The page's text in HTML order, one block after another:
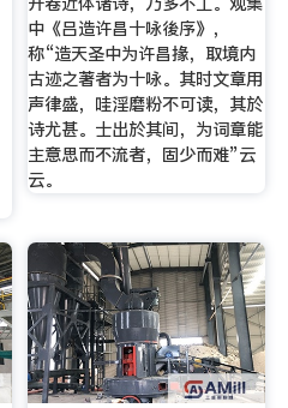
中《吕造许昌十咏後序》，
称“造天圣中为许昌掾，取境内
古迹之著者为十咏。其时文章用
声律盛，哇淫磨粉不可读，其於
诗尤甚。士出於其间，为词章能
主意思而不流者，固少而难”云
云。